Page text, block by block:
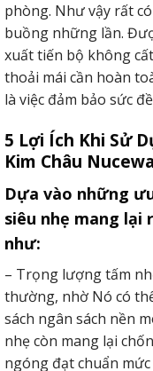
phòng. Như vậy rất
buồng những lần.
xuất tiến bộ không
thoải mái cần hoàn
là việc đảm bảo sức
5 Lợi Ích Khi Sử
Kim Châu
Dựa vào những
siêu nhẹ mang lại
như:
– Trọng lượng tấm
thường, nhờ Nó có
sách ngân sách nền
nhẹ còn mang lại
ngóng đạt chuẩn